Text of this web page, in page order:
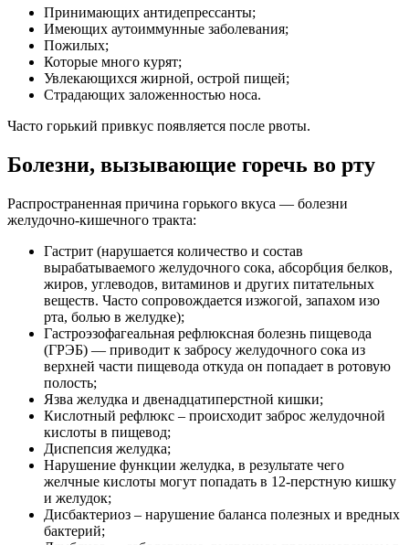
Принимающих антидепрессанты;
Имеющих аутоиммунные заболевания;
Пожилых;
Которые много курят;
Увлекающихся жирной, острой пищей;
Страдающих заложенностью носа.
Часто горький привкус появляется после рвоты.
Болезни, вызывающие горечь во рту
Распространенная причина горького вкуса — болезни
желудочно-кишечного тракта:
Гастрит (нарушается количество и состав
вырабатываемого желудочного сока, абсорбция белков,
жиров, углеводов, витаминов и других питательных
веществ. Часто сопровождается изжогой, запахом изо
рта, болью в желудке);
Гастроэзофагеальная рефлюксная болезнь пищевода
(ГРЭБ) — приводит к забросу желудочного сока из
верхней части пищевода откуда он попадает в ротовую
полость;
Язва желудка и двенадцатиперстной кишки;
Кислотный рефлюкс – происходит заброс желудочной
кислоты в пищевод;
Диспепсия желудка;
Нарушение функции желудка, в результате чего
желчные кислоты могут попадать в 12-перстную кишку
и желудок;
Дисбактериоз – нарушение баланса полезных и вредных
бактерий;